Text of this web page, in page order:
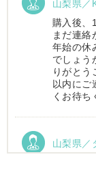
山梨県／
購入後、
まだ連
年始の休
でしょう
りがとう
以内にご
くお待ち
山梨県／